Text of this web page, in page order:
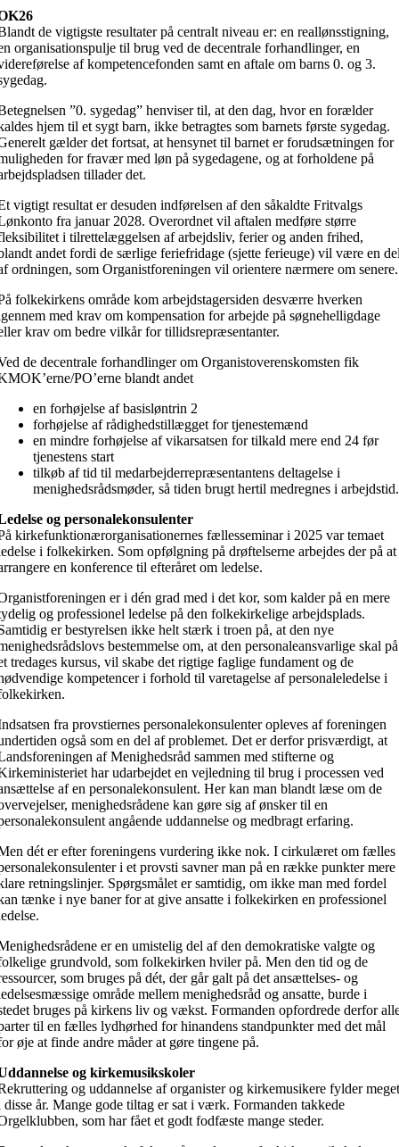
de vigtigste resultater på centralt niveau er: en reallønsstigning,
organisationspulje til brug ved de decentrale forhandlinger, en
af kompetencefonden samt en aftale om barns 0. og 3.
”0. sygedag” henviser til, at den dag, hvor en forælder
hjem til et sygt barn, ikke betragtes som barnets første sygedag.
gælder det fortsat, at hensynet til barnet er forudsætningen for
for fravær med løn på sygedagene, og at forholdene på
tillader det.
vigtigt resultat er desuden indførelsen af den såkaldte Fritvalgs
fra januar 2028. Overordnet vil aftalen medføre større
i tilrettelæggelsen af arbejdsliv, ferier og anden frihed,
andet fordi de særlige feriefridage (sjette ferieuge) vil være en
ordningen, som Organistforeningen vil orientere nærmere om senere.
folkekirkens område kom arbejdstagersiden desværre hverken
med krav om kompensation for arbejde på søgnehelligdage
krav om bedre vilkår for tillidsrepræsentanter.
de decentrale forhandlinger om Organistoverenskomsten fik
PO’erne blandt andet
en forhøjelse af basisløntrin 2
forhøjelse af rådighedstillægget for tjenestemænd
en mindre forhøjelse af vikarsatsen for tilkald mere end 24 før
tjenestens start
tilkøb af tid til medarbejderrepræsentantens deltagelse i
menighedsrådsmøder, så tiden brugt hertil medregnes i arbejdstid.
og personalekonsulenter
kirkefunktionærorganisationernes fællesseminar i 2025 var temaet
i folkekirken. Som opfølgning på drøftelserne arbejdes der på at
en konference til efteråret om ledelse.
er i dén grad med i det kor, som kalder på en mere
og professionel ledelse på den folkekirkelige arbejdsplads.
er bestyrelsen ikke helt stærk i troen på, at den nye
bestemmelse om, at den personaleansvarlige skal på
tredages kursus, vil skabe det rigtige faglige fundament og de
kompetencer i forhold til varetagelse af personaleledelse i
fra provstiernes personalekonsulenter opleves af foreningen
også som en del af problemet. Det er derfor prisværdigt, at
af Menighedsråd sammen med stifterne og
har udarbejdet en vejledning til brug i processen ved
af en personalekonsulent. Her kan man blandt læse om de
menighedsrådene kan gøre sig af ønsker til en
angående uddannelse og medbragt erfaring.
dét er efter foreningens vurdering ikke nok. I cirkulæret om fælles
i et provsti savner man på en række punkter mere
retningslinjer. Spørgsmålet er samtidig, om ikke man med fordel
tænke i nye baner for at give ansatte i folkekirken en professionel
er en umistelig del af den demokratiske valgte og
grundvold, som folkekirken hviler på. Men den tid og de
som bruges på dét, der går galt på det ansættelses- og
område mellem menighedsråd og ansatte, burde i
bruges på kirkens liv og vækst. Formanden opfordrede derfor
til en fælles lydhørhed for hinandens standpunkter med det mål
øje at finde andre måder at gøre tingene på.
og kirkemusikskoler
og uddannelse af organister og kirkemusikere fylder
disse år. Mange gode tiltag er sat i værk. Formanden takkede
som har fået et godt fodfæste mange steder.